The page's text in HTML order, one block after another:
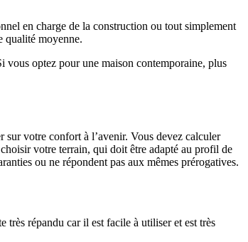
en charge de la construction ou tout simplement
qualité moyenne.
vous optez pour une maison contemporaine, plus
sur votre confort à l’avenir. Vous devez calculer
votre terrain, qui doit être adapté au profil de
ou ne répondent pas aux mêmes prérogatives.
très répandu car il est facile à utiliser et est très